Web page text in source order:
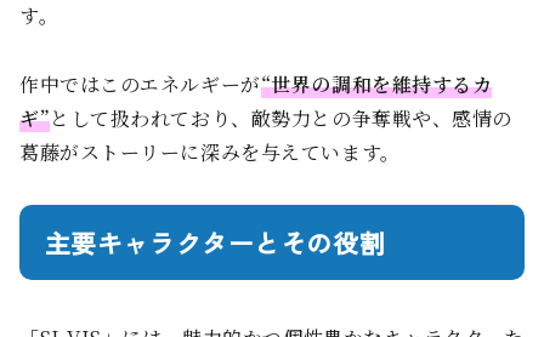
す。
作中ではこのエネルギーが“世界の調和を維持するカ
ギ”として扱われており、敵勢力との争奪戦や、感情の
葛藤がストーリーに深みを与えています。
主要キャラクターとその役割